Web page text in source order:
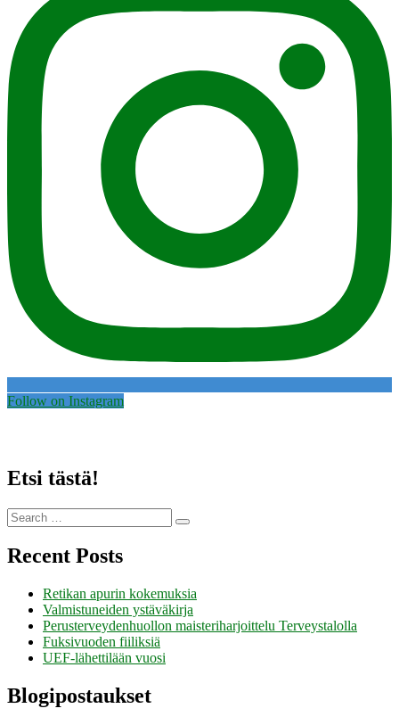
Follow on Instagram
Etsi tästä!
Search
for:
Search
Recent Posts
Retikan apurin kokemuksia
Valmistuneiden ystäväkirja
Perusterveydenhuollon maisteriharjoittelu Terveystalolla
Fuksivuoden fiiliksiä
UEF-lähettilään vuosi
Blogipostaukset